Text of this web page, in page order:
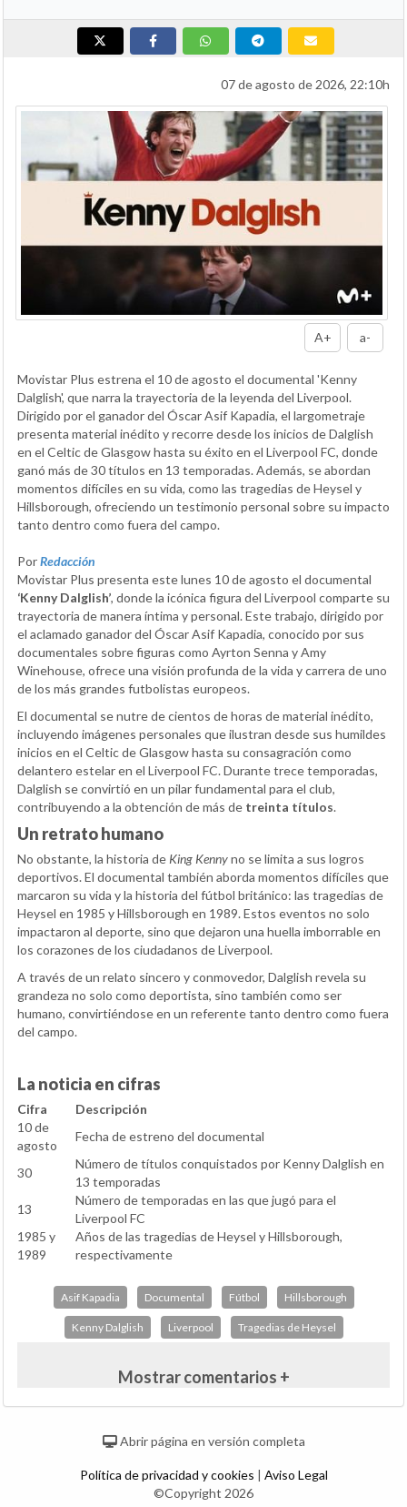
07 de agosto de 2026, 22:10h
A+ a-
Movistar Plus estrena el 10 de agosto el documental 'Kenny
Dalglish', que narra la trayectoria de la leyenda del Liverpool.
Dirigido por el ganador del Óscar Asif Kapadia, el largometraje
presenta material inédito y recorre desde los inicios de Dalglish
en el Celtic de Glasgow hasta su éxito en el Liverpool FC, donde
ganó más de 30 títulos en 13 temporadas. Además, se abordan
momentos difíciles en su vida, como las tragedias de Heysel y
Hillsborough, ofreciendo un testimonio personal sobre su impacto
tanto dentro como fuera del campo.
PorRedacción
Movistar Plus presenta este lunes 10 de agosto el documental
‘Kenny Dalglish’, donde la icónica figura del Liverpool comparte su
trayectoria de manera íntima y personal. Este trabajo, dirigido por
el aclamado ganador del Óscar Asif Kapadia, conocido por sus
documentales sobre figuras como Ayrton Senna y Amy
Winehouse, ofrece una visión profunda de la vida y carrera de uno
de los más grandes futbolistas europeos.
El documental se nutre de cientos de horas de material inédito,
incluyendo imágenes personales que ilustran desde sus humildes
inicios en el Celtic de Glasgow hasta su consagración como
delantero estelar en el Liverpool FC. Durante trece temporadas,
Dalglish se convirtió en un pilar fundamental para el club,
contribuyendo a la obtención de más de treinta títulos.
Un retrato humano
No obstante, la historia de King Kennyno se limita a sus logros
deportivos. El documental también aborda momentos difíciles que
marcaron su vida y la historia del fútbol británico: las tragedias de
Heysel en 1985 y Hillsborough en 1989. Estos eventos no solo
impactaron al deporte, sino que dejaron una huella imborrable en
los corazones de los ciudadanos de Liverpool.
A través de un relato sincero y conmovedor, Dalglish revela su
grandeza no solo como deportista, sino también como ser
humano, convirtiéndose en un referente tanto dentro como fuera
del campo.
La noticia en cifras
Cifra
Descripción
10 de
agosto
Fecha de estreno del documental
30
Número de títulos conquistados por Kenny Dalglish en
13 temporadas
13
Número de temporadas en las que jugó para el
Liverpool FC
1985 y
1989
Años de las tragedias de Heysel y Hillsborough,
respectivamente
Asif Kapadia Documental Fútbol Hillsborough
Kenny Dalglish Liverpool Tragedias de Heysel
Mostrar comentarios +
Abrir página en versión completa
Política de privacidad y cookies | Aviso Legal
©Copyright 2026